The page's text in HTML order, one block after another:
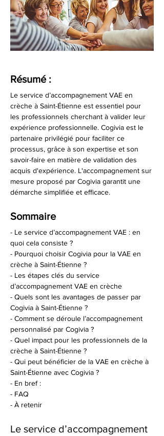
Résumé :
Le service d’accompagnement VAE en
crèche à Saint-Étienne est essentiel pour
les professionnels cherchant à valider leur
expérience professionnelle. Cogivia est le
partenaire privilégié pour faciliter ce
processus, grâce à son expertise et son
savoir-faire en matière de validation des
acquis d'expérience. L'accompagnement sur
mesure proposé par Cogivia garantit une
démarche simplifiée et efficace.
Sommaire
- Le service d’accompagnement VAE : en
quoi cela consiste ?
- Pourquoi choisir Cogivia pour la VAE en
crèche à Saint-Étienne ?
- Les étapes clés du service
d’accompagnement VAE en crèche
- Quels sont les avantages de passer par
Cogivia à Saint-Étienne ?
- Comment se déroule l’accompagnement
personnalisé par Cogivia ?
- Quel impact pour les professionnels de la
crèche à Saint-Étienne ?
- Qui peut bénéficier de la VAE en crèche à
Saint-Étienne avec Cogivia ?
- En bref :
- FAQ
- À retenir
Le service d’accompagnement